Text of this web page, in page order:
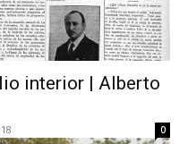
interior | Alberto
0